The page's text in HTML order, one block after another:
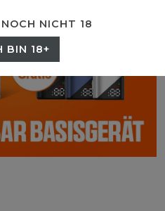
NICHT 18
BIN 18+